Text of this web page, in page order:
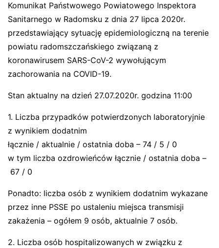
Komunikat Państwowego Powiatowego Inspektora
Sanitarnego w Radomsku z dnia 27 lipca 2020r.
przedstawiający sytuację epidemiologiczną na terenie
powiatu radomszczańskiego związaną z
koronawirusem SARS-CoV-2 wywołującym
zachorowania na COVID-19.
Stan aktualny na dzień 27.07.2020r. godzina 11:00
1. Liczba przypadków potwierdzonych laboratoryjnie
z wynikiem dodatnim
łącznie / aktualnie / ostatnia doba – 74 / 5 / 0
w tym liczba ozdrowieńców łącznie / ostatnia doba –
67 / 0
Ponadto: liczba osób z wynikiem dodatnim wykazane
przez inne PSSE po ustaleniu miejsca transmisji
zakażenia – ogółem 9 osób, aktualnie 7 osób.
2. Liczba osób hospitalizowanych w związku z